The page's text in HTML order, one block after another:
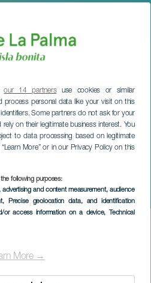
our 14 partnersuse cookies or similar
process personal data like your visit on this
Some partners do not ask for your
on their legitimate business interest. You
to data processing based on legitimate
More” or in our Privacy Policy on this
following purposes:
advertising and content measurement, audience
, Precise geolocation data, and identification
or access information on a device, Technical
More →